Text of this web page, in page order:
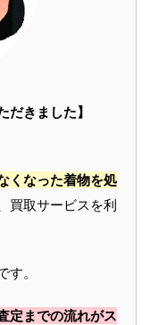
だきました】
くなった着物を処
買取サービスを利
。
定までの流れがス